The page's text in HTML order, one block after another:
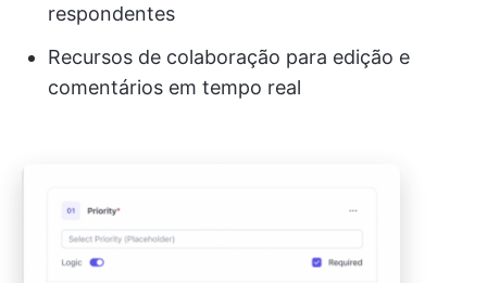
respondentes
Recursos de colaboração para edição e
comentários em tempo real